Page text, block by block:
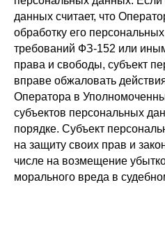
данных считает, что
обработку его
требований ФЗ-152 или
права и свободы, субъект
вправе обжаловать
Оператора в
субъектов персональных
порядке. Субъект
на защиту своих прав и
числе на возмещение
морального вреда в